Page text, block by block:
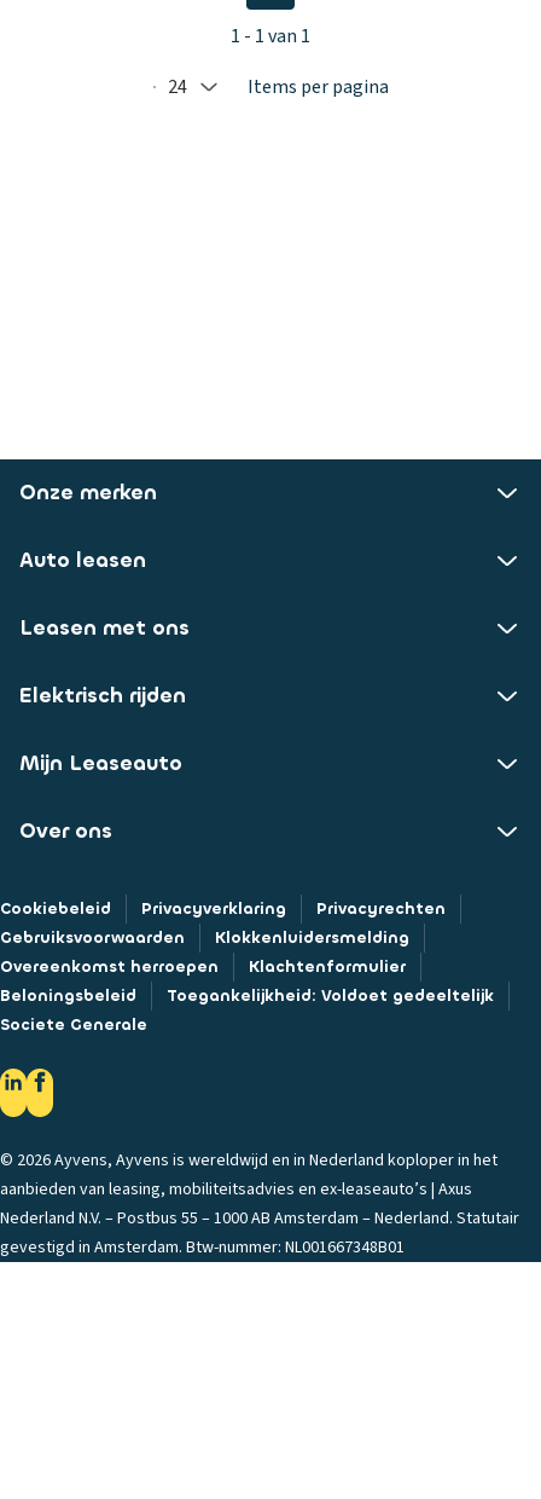
Selected: 24
24 Items per pagina
1 - 1 van 1
Onze merken
Auto leasen
Leasen met ons
Elektrisch rijden
Mijn Leaseauto
Over ons
Cookiebeleid Privacyverklaring
Privacyrechten
Gebruiksvoorwaarden
Klokkenluidersmelding
Overeenkomst herroepen
Klachtenformulier
Beloningsbeleid
Toegankelijkheid: Voldoet gedeeltelijk
Societe Generale
© 2026 Ayvens, Ayvens is wereldwijd en in Nederland koploper in het
aanbieden van leasing, mobiliteitsadvies en ex-leaseauto’s | Axus
Nederland N.V. – Postbus 55 – 1000 AB Amsterdam – Nederland. Statutair
gevestigd in Amsterdam. Btw-nummer: NL001667348B01